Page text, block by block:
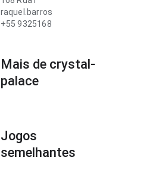
raquel.barros
+55 9325168
Mais de crystal-
palace
Jogos
semelhantes